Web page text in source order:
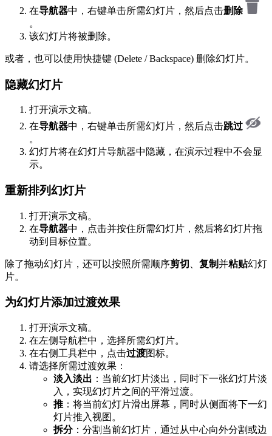
在导航器中，右键单击所需幻灯片，然后点击删除
。
该幻灯片将被删除。
或者，也可以使用快捷键 (Delete / Backspace) 删除幻灯片。
隐藏幻灯片
打开演示文稿。
在导航器中，右键单击所需幻灯片，然后点击跳过
。
幻灯片将在幻灯片导航器中隐藏，在演示过程中不会显
示。
重新排列幻灯片
打开演示文稿。
在导航器中，点击并按住所需幻灯片，然后将幻灯片拖
动到目标位置。
除了拖动幻灯片，还可以按照所需顺序剪切 复制并粘贴幻灯
片。
为幻灯片添加过渡效果
打开演示文稿。
在左侧导航栏中，选择所需幻灯片。
在右侧工具栏中，点击过渡图标。
请选择所需过渡效果：
淡入淡出 ：当前幻灯片淡出，同时下一张幻灯片淡
入，实现幻灯片之间的平滑过渡。
推 ：将当前幻灯片滑出屏幕，同时从侧面将下一幻
灯片推入视图。
拆分：分割当前幻灯片，通过从中心向外分割或边